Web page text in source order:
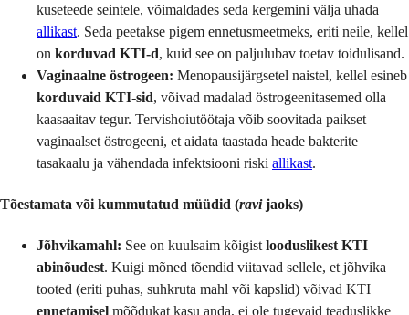
kuseteede seintele, võimaldades seda kergemini välja uhada
allikast. Seda peetakse pigem ennetusmeetmeks, eriti neile, kellel
on korduvad KTI-d, kuid see on paljulubav toetav toidulisand.
Vaginaalne östrogeen: Menopausijärgsetel naistel, kellel esineb
korduvaid KTI-sid, võivad madalad östrogeenitasemed olla
kaasaaitav tegur. Tervishoiutöötaja võib soovitada paikset
vaginaalset östrogeeni, et aidata taastada heade bakterite
tasakaalu ja vähendada infektsiooni riski allikast.
Tõestamata või kummutatud müüdid (ravijaoks)
Jõhvikamahl: See on kuulsaim kõigist looduslikest KTI
abinõudest. Kuigi mõned tõendid viitavad sellele, et jõhvika
tooted (eriti puhas, suhkruta mahl või kapslid) võivad KTI
ennetamisel mõõdukat kasu anda, ei ole tugevaid teaduslikke